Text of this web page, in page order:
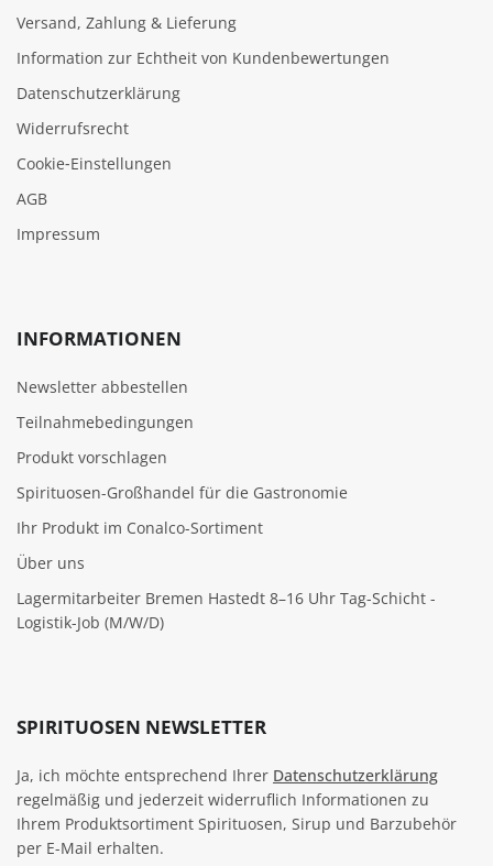
Versand, Zahlung & Lieferung
Information zur Echtheit von Kundenbewertungen
Datenschutzerklärung
Widerrufsrecht
Cookie‑Einstellungen
AGB
Impressum
INFORMATIONEN
Newsletter abbestellen
Teilnahmebedingungen
Produkt vorschlagen
Spirituosen-Großhandel für die Gastronomie
Ihr Produkt im Conalco-Sortiment
Über uns
Lagermitarbeiter Bremen Hastedt 8–16 Uhr Tag-Schicht -
Logistik-Job (M/W/D)
SPIRITUOSEN NEWSLETTER
Ja, ich möchte entsprechend Ihrer Datenschutzerklärung
regelmäßig und jederzeit widerruflich Informationen zu
Ihrem Produktsortiment Spirituosen, Sirup und Barzubehör
per E-Mail erhalten.